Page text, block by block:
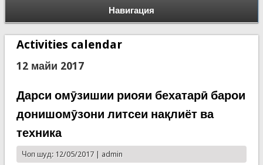
Навигация
Activities calendar
12 майи 2017
Дарси омӯзишии риояи бехатарӣ барои
донишомӯзони литсеи нақлиёт ва
техника
Чоп шуд: 12/05/2017 | admin